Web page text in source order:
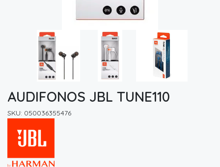
AUDIFONOS JBL TUNE110
SKU: 050036355476